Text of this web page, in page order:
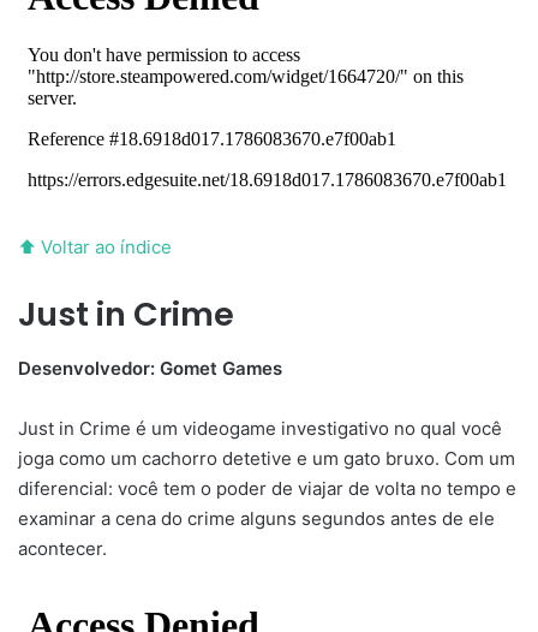
⬆ Voltar ao índice
Just in Crime
Desenvolvedor: Gomet Games
Just in Crime é um videogame investigativo no qual você
joga como um cachorro detetive e um gato bruxo. Com um
diferencial: você tem o poder de viajar de volta no tempo e
examinar a cena do crime alguns segundos antes de ele
acontecer.